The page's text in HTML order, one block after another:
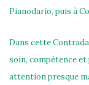
Pianodario, puis à
Dans cette
soin, compétence et
attention presque